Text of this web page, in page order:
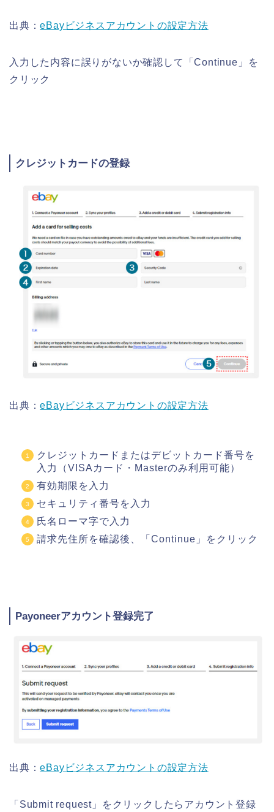
出典：eBayビジネスアカウントの設定方法
入力した内容に誤りがないか確認して「Continue」を
クリック
クレジットカードの登録
出典：eBayビジネスアカウントの設定方法
クレジットカードまたはデビットカード番号を
入力（VISAカード・Masterのみ利用可能）
有効期限を入力
セキュリティ番号を入力
氏名ローマ字で入力
請求先住所を確認後、「Continue」をクリック
Payoneerアカウント登録完了
出典：eBayビジネスアカウントの設定方法
「Submit request」をクリックしたらアカウント登録